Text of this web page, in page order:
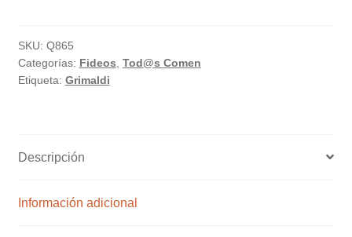
cantidad
SKU: Q865
Categorías: Fideos Tod@s Comen
Etiqueta: Grimaldi
Descripción
Información adicional